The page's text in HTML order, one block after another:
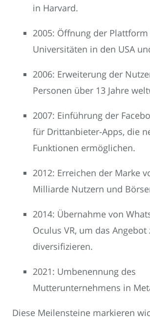
in Harvard.
2005: Öffnung der
Universitäten in den USA
2006: Erweiterung der
Personen über 13 Jahre
2007: Einführung der
für Drittanbieter-Apps, die
Funktionen ermöglichen.
2012: Erreichen der Marke
Milliarde Nutzern und
2014: Übernahme von
Oculus VR, um das Angebot
diversifizieren.
2021: Umbenennung des
Mutterunternehmens in
Diese Meilensteine markieren